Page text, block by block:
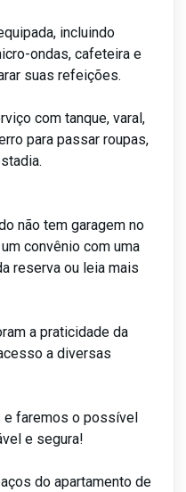
incluindo
ondas, cafeteira e
suas refeições.
com tanque, varal,
para passar roupas,
não tem garagem no
convênio com uma
reserva ou leia mais
a praticidade da
a diversas
faremos o possível
e segura!
do apartamento de